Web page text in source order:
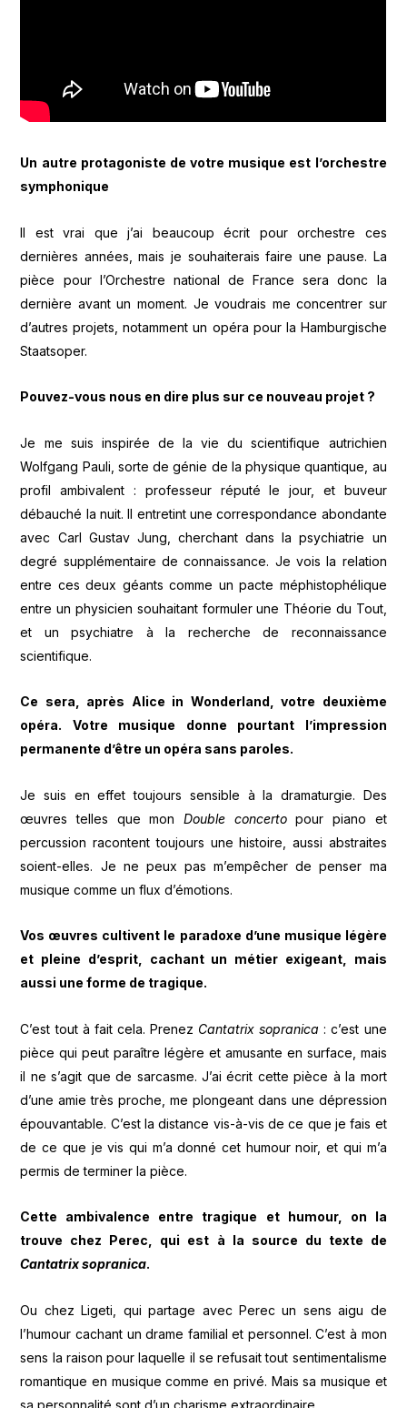
Un autre protagoniste de votre musique est l’orchestre
symphonique
Il est vrai que j’ai beaucoup écrit pour orchestre ces
dernières années, mais je souhaiterais faire une pause. La
pièce pour l’Orchestre national de France sera donc la
dernière avant un moment. Je voudrais me concentrer sur
d’autres projets, notamment un opéra pour la Hamburgische
Staatsoper.
Pouvez-vous nous en dire plus sur ce nouveau projet ?
Je me suis inspirée de la vie du scientifique autrichien
Wolfgang Pauli, sorte de génie de la physique quantique, au
profil ambivalent : professeur réputé le jour, et buveur
débauché la nuit. Il entretint une correspondance abondante
avec Carl Gustav Jung, cherchant dans la psychiatrie un
degré supplémentaire de connaissance. Je vois la relation
entre ces deux géants comme un pacte méphistophélique
entre un physicien souhaitant formuler une Théorie du Tout,
et un psychiatre à la recherche de reconnaissance
scientifique.
Ce sera, après Alice in Wonderland, votre deuxième
opéra. Votre musique donne pourtant l’impression
permanente d’être un opéra sans paroles.
Je suis en effet toujours sensible à la dramaturgie. Des
œuvres telles que mon Double concertopour piano et
percussion racontent toujours une histoire, aussi abstraites
soient-elles. Je ne peux pas m’empêcher de penser ma
musique comme un flux d’émotions.
Vos œuvres cultivent le paradoxe d’une musique légère
et pleine d’esprit, cachant un métier exigeant, mais
aussi une forme de tragique.
C’est tout à fait cela. Prenez Cantatrix sopranica : c’est une
pièce qui peut paraître légère et amusante en surface, mais
il ne s’agit que de sarcasme. J’ai écrit cette pièce à la mort
d’une amie très proche, me plongeant dans une dépression
épouvantable. C’est la distance vis-à-vis de ce que je fais et
de ce que je vis qui m’a donné cet humour noir, et qui m’a
permis de terminer la pièce.
Cette ambivalence entre tragique et humour, on la
trouve chez Perec, qui est à la source du texte de
Cantatrix sopranica.
Ou chez Ligeti, qui partage avec Perec un sens aigu de
l’humour cachant un drame familial et personnel. C’est à mon
sens la raison pour laquelle il se refusait tout sentimentalisme
romantique en musique comme en privé. Mais sa musique et
sa personnalité sont d’un charisme extraordinaire.